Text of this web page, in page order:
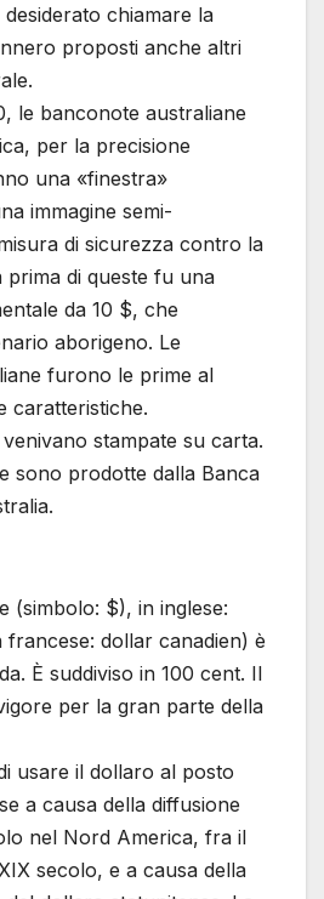
chiamare la
proposti anche altri
le banconote australiane
per la precisione
una «finestra»
immagine semi-
di sicurezza contro la
di queste fu una
da 10 $, che
aborigeno. Le
furono le prime al
caratteristiche.
stampate su carta.
sono prodotte dalla Banca
(simbolo: $), in inglese:
francese: dollar canadien) è
È suddiviso in 100 cent. Il
per la gran parte della
usare il dollaro al posto
a causa della diffusione
nel Nord America, fra il
secolo, e a causa della